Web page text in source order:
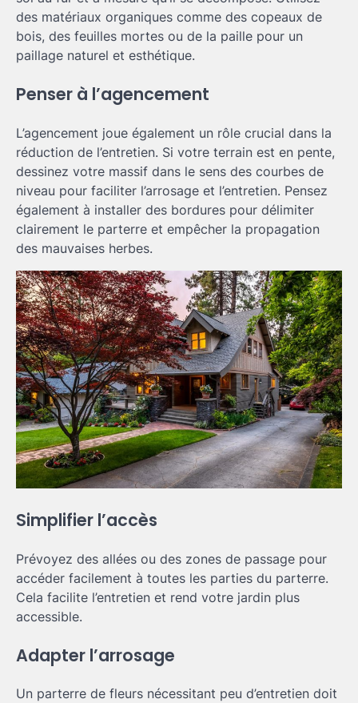
des matériaux organiques comme des copeaux de
bois, des feuilles mortes ou de la paille pour un
paillage naturel et esthétique.
Penser à l’agencement
L’agencement joue également un rôle crucial dans la
réduction de l’entretien. Si votre terrain est en pente,
dessinez votre massif dans le sens des courbes de
niveau pour faciliter l’arrosage et l’entretien. Pensez
également à installer des bordures pour délimiter
clairement le parterre et empêcher la propagation
des mauvaises herbes.
Simplifier l’accès
Prévoyez des allées ou des zones de passage pour
accéder facilement à toutes les parties du parterre.
Cela facilite l’entretien et rend votre jardin plus
accessible.
Adapter l’arrosage
Un parterre de fleurs nécessitant peu d’entretien doit